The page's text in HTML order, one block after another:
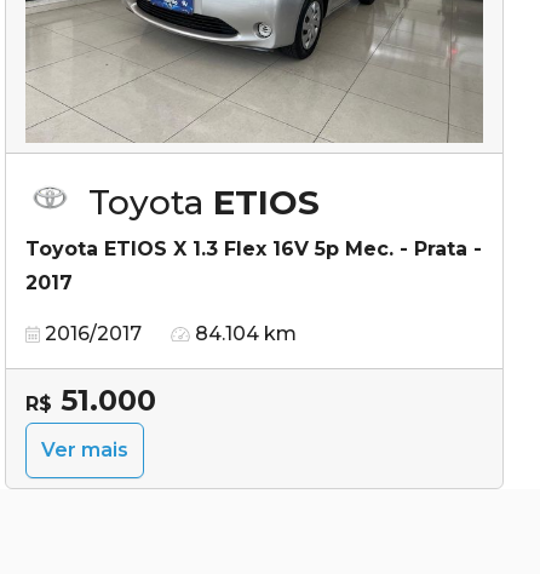
Toyota ETIOS
Toyota ETIOS X 1.3 Flex 16V 5p Mec. - Prata -
2017
2016/2017 84.104 km
R$ 51.000
Ver mais